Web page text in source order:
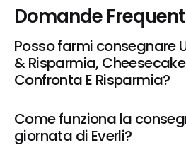
Domande
Posso farmi consegnare
& Risparmia,
Confronta E Risparmia?
Come funziona la
giornata di Everli?